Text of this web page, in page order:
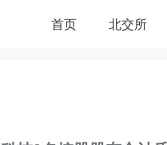
首页 北交所